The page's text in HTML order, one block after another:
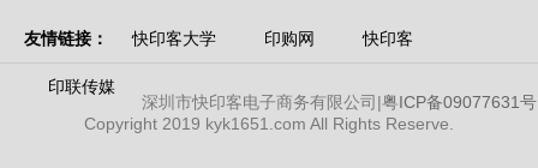
友情链接： 快印客大学 印购网 快印客
印联传媒
深圳市快印客电子商务有限公司|粤ICP备09077631号
Copyright 2019 kyk1651.com All Rights Reserve.